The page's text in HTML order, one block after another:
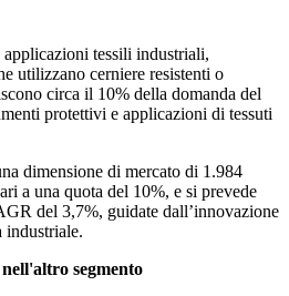
applicazioni tessili industriali,
utilizzano cerniere resistenti o
circa il 10% della domanda del
protettivi e applicazioni di tessuti
dimensione di mercato di 1.984
a una quota del 10%, e si prevede
del 3,7%, guidate dall’innovazione
industriale.
segmento